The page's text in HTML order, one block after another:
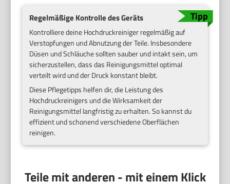
Regelmäßige Kontrolle des Geräts
Kontrolliere deine Hochdruckreiniger regelmäßig auf
Verstopfungen und Abnutzung der Teile. Insbesondere
Düsen und Schläuche sollten sauber und intakt sein, um
sicherzustellen, dass das Reinigungsmittel optimal
verteilt wird und der Druck konstant bleibt.
Diese Pflegetipps helfen dir, die Leistung des
Hochdruckreinigers und die Wirksamkeit der
Reinigungsmittel langfristig zu erhalten. So kannst du
effizient und schonend verschiedene Oberflächen
reinigen.